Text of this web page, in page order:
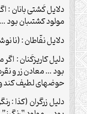
دلايل كَشتى بانان :
مولود كشتى‏بان بود
دلايل نفّاطان : (نا
دليل كاريزكَنان :
بود … معادن زر و
حوض‏هاى لطيف ‏كند و
دليل زرگران (كذا :